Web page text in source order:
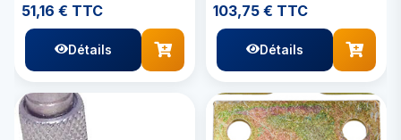
51,16 € TTC
Détails
103,75 € TTC
Détails